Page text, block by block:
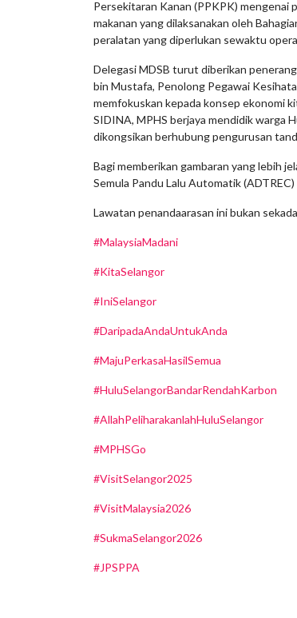
Persekitaran Kanan (PPKPK) mengenai
makanan yang dilaksanakan oleh
peralatan yang diperlukan sewaktu
Delegasi MDSB turut diberikan
bin Mustafa, Penolong Pegawai
memfokuskan kepada konsep ekonomi
SIDINA, MPHS berjaya mendidik warga
dikongsikan berhubung pengurusan
Bagi memberikan gambaran yang lebih
Semula Pandu Lalu Automatik
Lawatan penandaarasan ini bukan
#MalaysiaMadani
#KitaSelangor
#IniSelangor
#DaripadaAndaUntukAnda
#MajuPerkasaHasilSemua
#HuluSelangorBandarRendahKarbon
#AllahPeliharakanlahHuluSelangor
#MPHSGo
#VisitSelangor2025
#VisitMalaysia2026
#SukmaSelangor2026
#JPSPPA